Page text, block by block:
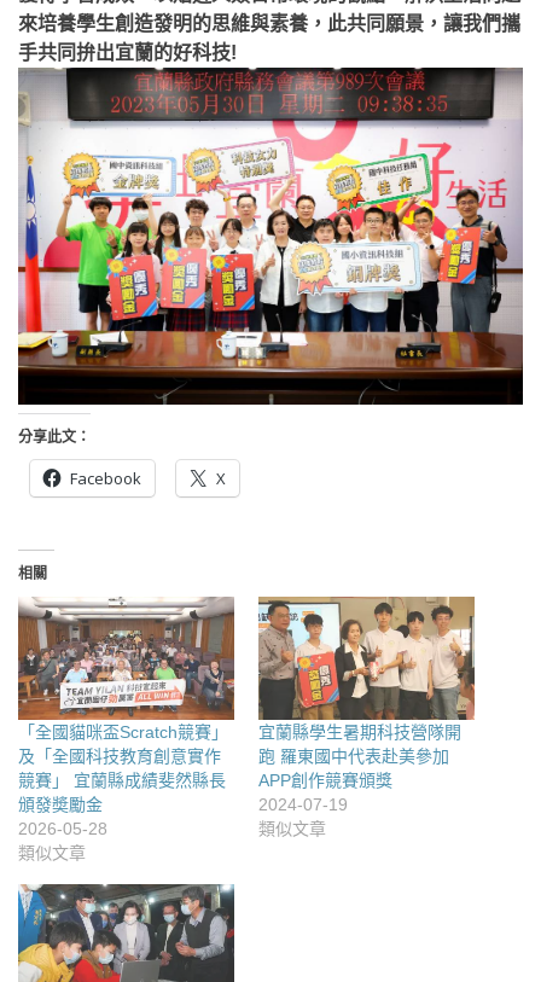
來培養學生創造發明的思維與素養，此共同願景，讓我們攜
手共同拚出宜蘭的好科技!
分享此文：
Facebook X
相關
「全國貓咪盃Scratch競賽」
及「全國科技教育創意實作
競賽」 宜蘭縣成績斐然縣長
頒發奬勵金
2026-05-28
類似文章
宜蘭縣學生暑期科技營隊開
跑 羅東國中代表赴美參加
APP創作競賽頒獎
2024-07-19
類似文章